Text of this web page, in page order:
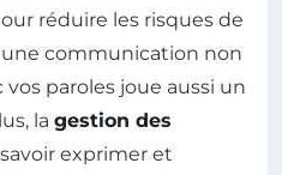
réduire les risques de
communication non
paroles joue aussi un
la gestion des
exprimer et